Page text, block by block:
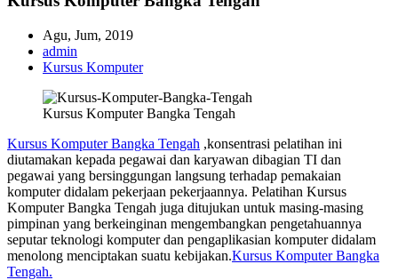
Agu, Jum, 2019
admin
Kursus Komputer
Kursus Komputer Bangka Tengah
Kursus Komputer Bangka Tengah ,konsentrasi pelatihan ini
diutamakan kepada pegawai dan karyawan dibagian TI dan
pegawai yang bersinggungan langsung terhadap pemakaian
komputer didalam pekerjaan pekerjaannya. Pelatihan Kursus
Komputer Bangka Tengah juga ditujukan untuk masing-masing
pimpinan yang berkeinginan mengembangkan pengetahuannya
seputar teknologi komputer dan pengaplikasian komputer didalam
menolong menciptakan suatu kebijakan.Kursus Komputer Bangka
Tengah.